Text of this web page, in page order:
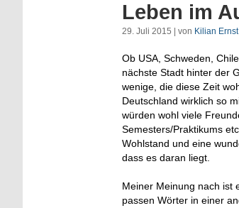
Leben im
29. Juli 2015 | von Kilian
Ob USA, Schweden,
nächste Stadt hinter der
wenige, die diese Zeit
Deutschland wirklich so
würden wohl viele
Semesters/Praktikums
Wohlstand und eine
dass es daran liegt.
Meiner Meinung nach ist
passen Wörter in einer